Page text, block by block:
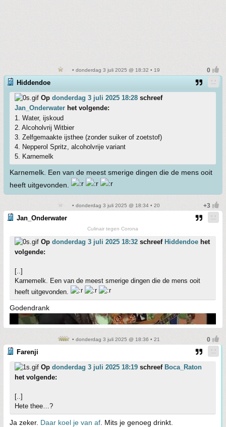
• donderdag 3 juli 2025 @ 18:32 • 19
Hiddendoe
Op donderdag 3 juli 2025 18:28 schreef
Jan_Onderwater het volgende:
1. Water, ijskoud
2. Alcoholvrij Witbier
3. Zelfgemaakte ijsthee (zonder suiker of zoetstof)
4. Nepperol Spritz, alcoholvrije variant
5. Karnemelk
Karnemelk. Een van de meest smerige dingen die de mens ooit
heeft uitgevonden.
• donderdag 3 juli 2025 @ 18:34 • 20
Jan_Onderwater
Culinair tegen Corona
Op donderdag 3 juli 2025 18:32 schreef Hiddendoe het
volgende:
[..]
Karnemelk. Een van de meest smerige dingen die de mens ooit
heeft uitgevonden.
Godendrank
• donderdag 3 juli 2025 @ 18:36 • 21
Farenji
Op donderdag 3 juli 2025 18:19 schreef Boca_Raton
het volgende:
[..]
Hete thee…?
Ja zeker. Daar koel je van af . Mits je genoeg drinkt.